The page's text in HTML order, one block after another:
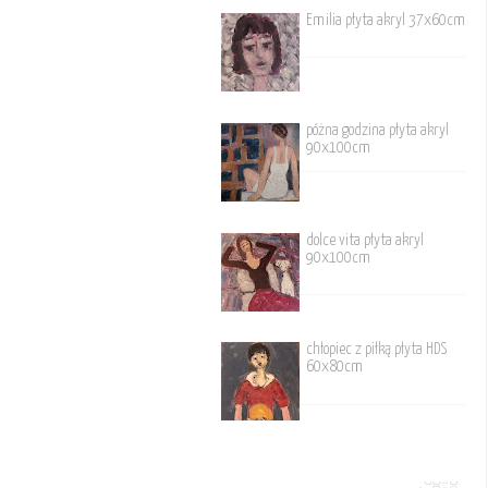
Emilia płyta akryl 37x60cm
póżna godzina płyta akryl
90x100cm
dolce vita płyta akryl
90x100cm
chłopiec z piłką płyta HDS
60x80cm